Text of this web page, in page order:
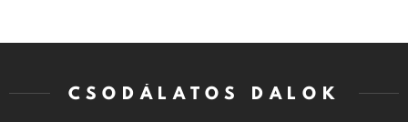
CSODÁLATOS DALOK